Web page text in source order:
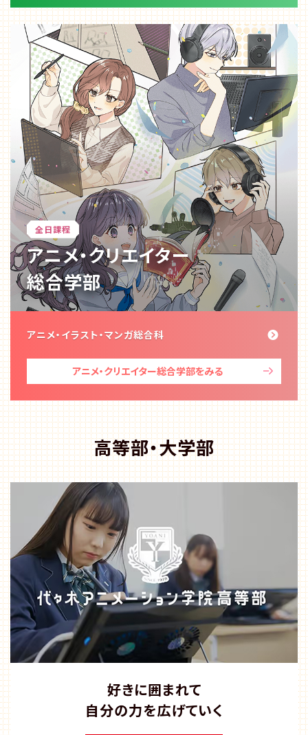
全日課程
アニメ・クリエイター
総合学部
アニメ・イラスト・マンガ総合科
アニメ・クリエイター総合学部をみる
高等部・大学部
好きに囲まれて​
自分の力を広げていく